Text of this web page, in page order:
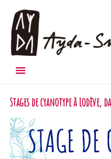
Menu
Stages de cyanotype à Lodève,